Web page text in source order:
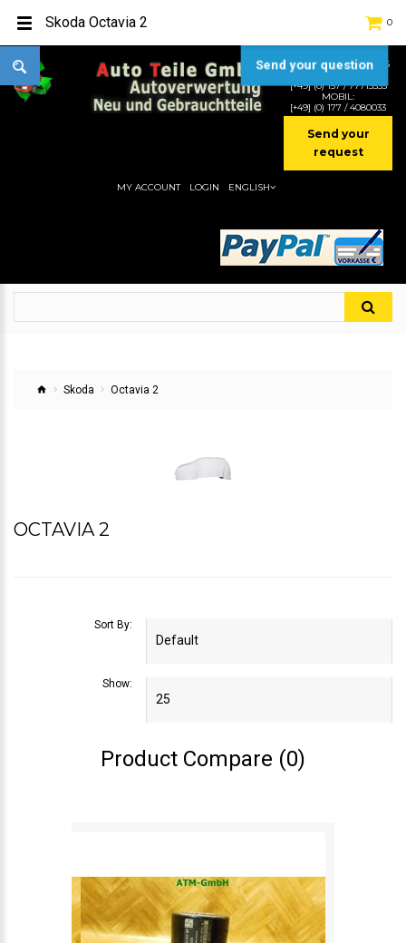
TEL:[+49] (0) 2232-5205
MOBIL:
[+49] (0) 157 / 77713535
MOBIL:
[+49] (0) 177 / 4080033
Send your
request
0
MY ACCOUNT LOGIN ENGLISH
Skoda Octavia 2
OCTAVIA 2
Sort By:
Show:
Product Compare (0)
Skoda Octavia 2
Send your question